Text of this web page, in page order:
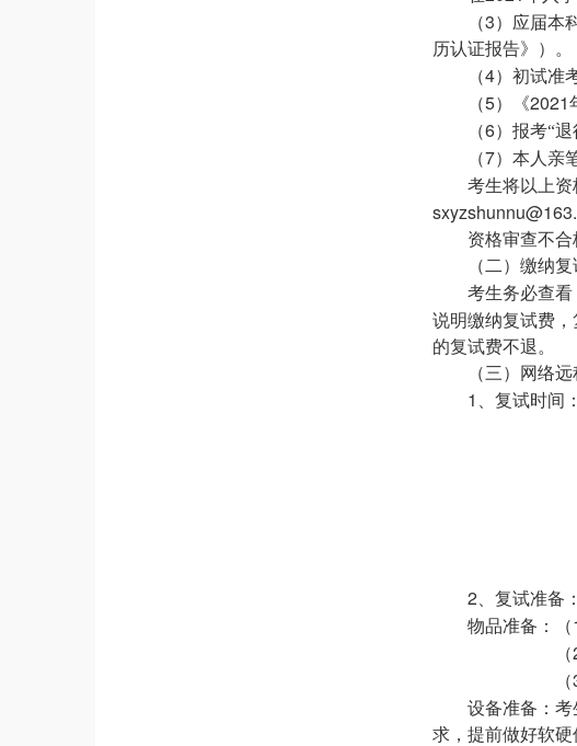
（3）应届本
历认证报告》）。
（4）初试准
（5）《2021
（6）报考“
（7）本人亲
考生将以上资
资格审查不合
（二）缴纳
考生务必查
说明缴纳复试费
的复试费不退。
（三）网络
1
、复试时间：
2、复试准备：
物品准备：（
（
（
设备准备：
求，提前做好软硬